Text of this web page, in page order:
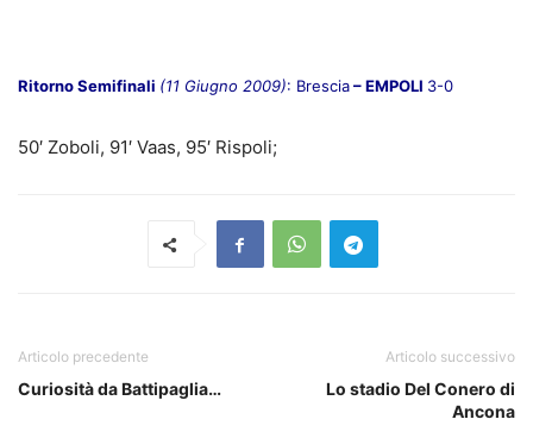
Ritorno Semifinali (11 Giugno 2009): Brescia– EMPOLI 3-0
50′ Zoboli, 91′ Vaas, 95′ Rispoli;
Articolo precedente
Curiosità da Battipaglia…
Articolo successivo
Lo stadio Del Conero di
Ancona